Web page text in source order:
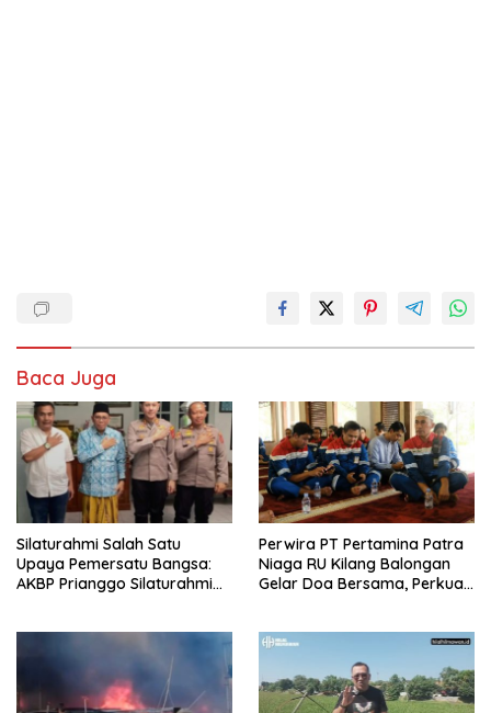
Baca Juga
Silaturahmi Salah Satu
Upaya Pemersatu Bangsa:
AKBP Prianggo Silaturahmi
Perwira PT Pertamina Patra
Niaga RU Kilang Balongan
Gelar Doa Bersama, Perkuat